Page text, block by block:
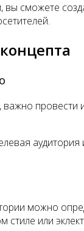
сможете
важно
можно
или